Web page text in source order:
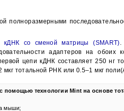
полноразмерными
кДНК со сменой матрицы (SMART).
адаптеров на
цепи кДНК составляет 250 нг
мкг тотальной РНК или 0.5–1 мкг
помощью технологии Mint на основе
мыши;